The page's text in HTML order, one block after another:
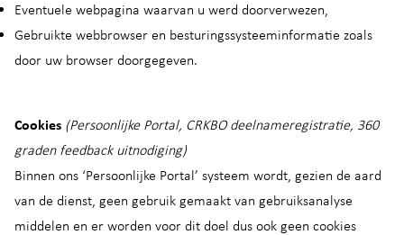
Eventuele webpagina waarvan u werd doorverwezen,
Gebruikte webbrowser en besturingssysteeminformatie zoals
door uw browser doorgegeven.
Cookies (Persoonlijke Portal, CRKBO deelnameregistratie, 360
graden feedback uitnodiging)
Binnen ons ‘Persoonlijke Portal’ systeem wordt, gezien de aard
van de dienst, geen gebruik gemaakt van gebruiksanalyse
middelen en er worden voor dit doel dus ook geen cookies